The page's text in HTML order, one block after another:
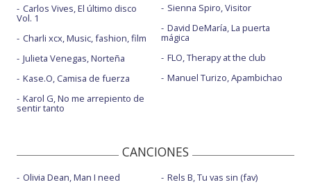
Carlos Vives, El último disco
Vol. 1
Charli xcx, Music, fashion, film
Julieta Venegas, Norteña
Kase.O, Camisa de fuerza
Karol G, No me arrepiento de
sentir tanto
Sienna Spiro, Visitor
David DeMaría, La puerta
mágica
FLO, Therapy at the club
Manuel Turizo, Apambichao
CANCIONES
Olivia Dean, Man I need Rels B, Tu vas sin (fav)